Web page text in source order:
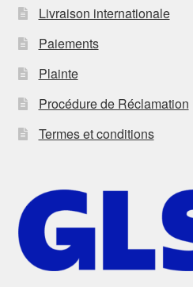
Livraison internationale
Paiements
Plainte
Procédure de Réclamation
Termes et conditions